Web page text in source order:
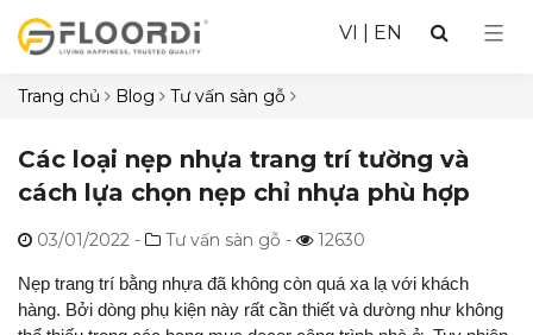
VI EN
Trang chủ Blog Tư vấn sàn gỗ
Các loại nẹp nhựa trang trí tường và
cách lựa chọn nẹp chỉ nhựa phù hợp
03/01/2022 - Tư vấn sàn gỗ - 12630
Nẹp trang trí bằng nhựa đã không còn quá xa lạ với khách
hàng. Bởi dòng phụ kiện này rất cần thiết và dường như không